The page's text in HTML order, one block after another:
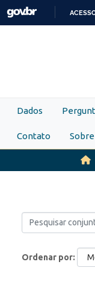
Skip to main content
Dados
Contato
Ordenar por